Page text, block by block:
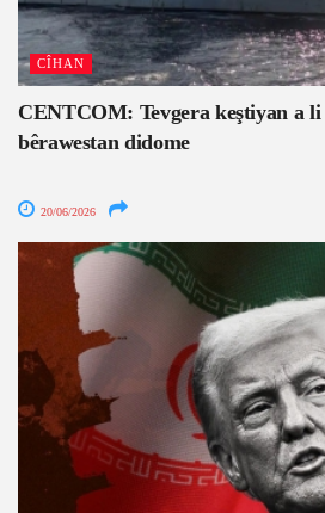
CÎHAN
CENTCOM: Tevgera keştiyan a
bêrawestan didome
20/06/2026